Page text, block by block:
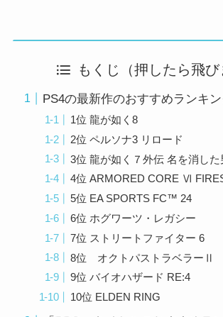
もくじ（押したら飛び
PS4の最新作のおすすめランキ
1位 龍が如く8
2位 ペルソナ3 リロード
3位 龍が如く７外伝 名を消した
4位 ARMORED CORE Ⅵ
5位 EA SPORTS FC™ 24
6位 ホグワーツ・レガシー
7位 ストリートファイター 6
8位 オクトパストラベラーⅡ
9位 バイオハザード RE:4
10位 ELDEN RING